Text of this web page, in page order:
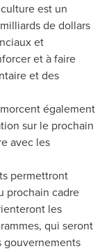
est un
de dollars
et
et à faire
et des
également
sur le prochain
avec les
permettront
prochain cadre
les
qui seront
gouvernements